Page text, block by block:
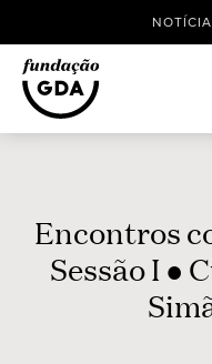
Encontros
Sessão I ●